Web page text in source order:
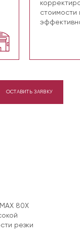
стоимости
ОСТАВИТЬ ЗАЯВКУ
80X
резки